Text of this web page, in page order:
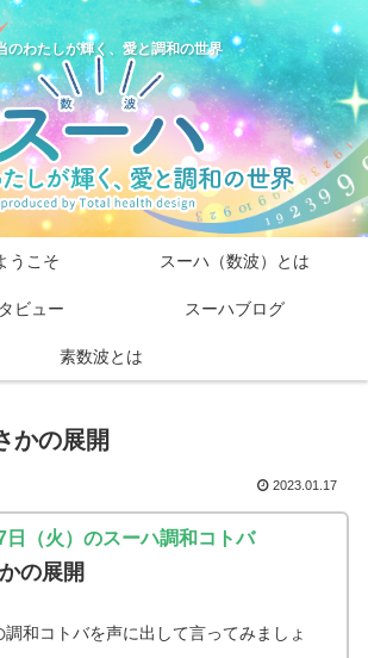
のわたしが輝く、愛と調和の世界
うこそ スーハ（数波）とは
ビュー スーハブログ
素数波とは
かの展開
2023.01.17
日（火）のスーハ調和コトバ
の展開
調和コトバを声に出して言ってみましょ